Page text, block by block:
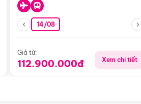
14/08
Giá từ:
112.900.000đ Xem chi tiết